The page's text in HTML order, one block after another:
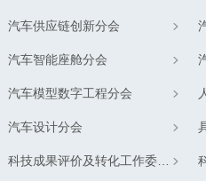
汽车供应链创新分会
汽车智能座舱分会
汽车模型数字工程分会
汽车设计分会
科技成果评价及转化工作委员会